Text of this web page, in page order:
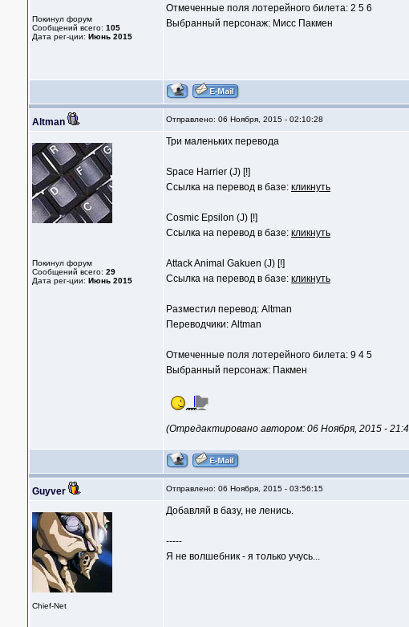
Покинул форум
Сообщений всего: 105
Дата рег-ции: Июнь 2015
Отмеченные поля лотерейного билета: 2 5 6
Выбранный персонаж: Мисс Пакмен
Altman Отправлено: 06 Ноября, 2015 - 02:10:28
Покинул форум
Сообщений всего: 29
Дата рег-ции: Июнь 2015
Три маленьких перевода
Space Harrier (J) [!]
Ссылка на перевод в базе: кликнуть
Cosmic Epsilon (J) [!]
Ссылка на перевод в базе: кликнуть
Attack Animal Gakuen (J) [!]
Ссылка на перевод в базе: кликнуть
Разместил перевод: Altman
Переводчики: Altman
Отмеченные поля лотерейного билета: 9 4 5
Выбранный персонаж: Пакмен
(Отредактировано автором: 06 Ноября, 2015 -
Guyver Отправлено: 06 Ноября, 2015 - 03:56:15
Chief-Net
Добавляй в базу, не ленись.
-----
Я не волшебник - я только учусь...